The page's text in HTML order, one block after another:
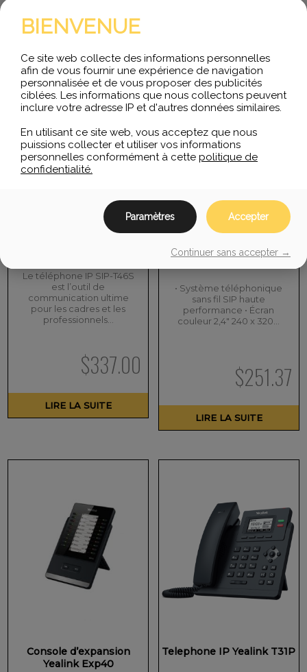
Produits similaires
Le téléphone IP SIP-T46S
est l’outil de
communication ultime
pour les cadres et les
professionnels…
$337.00
LIRE LA SUITE
Téléphone IP Dect Yealink
• Système téléphonique
sans fil SIP haute
performance • Écran
couleur 2,4″ 240 x 320…
$251.37
LIRE LA SUITE
Console d’expansion
Yealink Exp40
Telephone IP Yealink T31P
BIENVENUE
Ce site web collecte des informations personnelles
afin de vous fournir une expérience de navigation
personnalisée et de vous proposer des publicités
ciblées. Les informations que nous collectons peuvent
inclure votre adresse IP et d'autres données similaires.
En utilisant ce site web, vous acceptez que nous
puissions collecter et utiliser vos informations
personnelles conformément à cette politique de
confidentialité.
Paramètres Accepter
Continuer sans accepter →